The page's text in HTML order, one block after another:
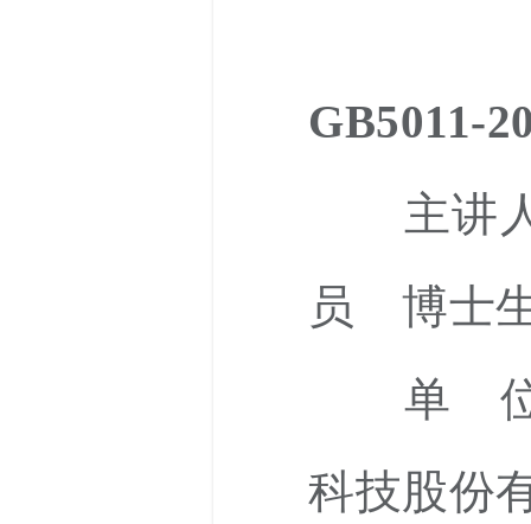
GB5011-
主讲
员 博士
单 位：
科技股份